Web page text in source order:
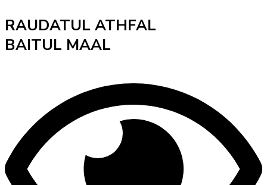
RAUDATUL ATHFAL
BAITUL MAAL